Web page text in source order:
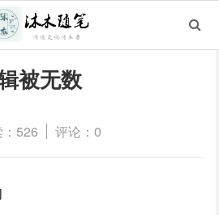
被无数
526 评论：0